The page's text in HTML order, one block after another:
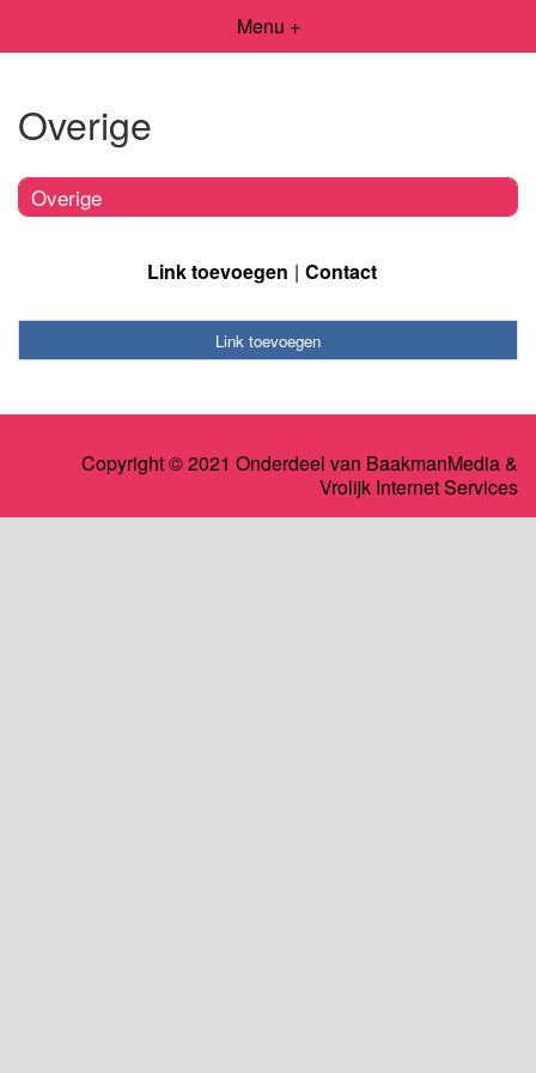
Menu +
Overige
Overige
Link toevoegen Contact
Link toevoegen
Copyright © 2021 Onderdeel van BaakmanMedia&
Vrolijk Internet Services